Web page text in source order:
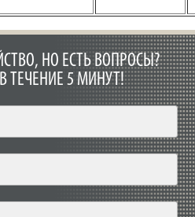
НО ЕСТЬ ВОПРОСЫ?
ТЕЧЕНИЕ 5 МИНУТ!